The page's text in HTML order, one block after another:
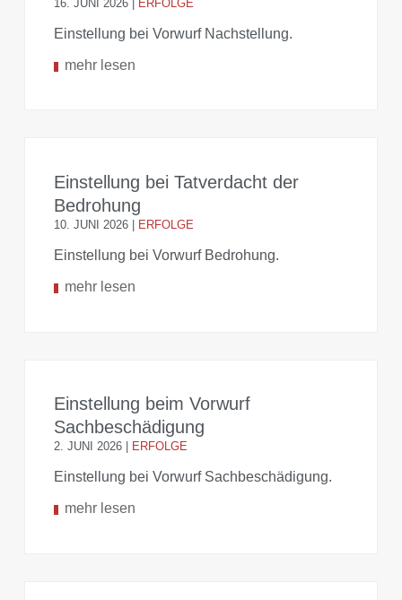
16. JUNI 2026 ERFOLGE
Einstellung bei Vorwurf Nachstellung.
mehr lesen
Einstellung bei Tatverdacht der
Bedrohung
10. JUNI 2026 ERFOLGE
Einstellung bei Vorwurf Bedrohung.
mehr lesen
Einstellung beim Vorwurf
Sachbeschädigung
2. JUNI 2026 ERFOLGE
Einstellung bei Vorwurf Sachbeschädigung.
mehr lesen